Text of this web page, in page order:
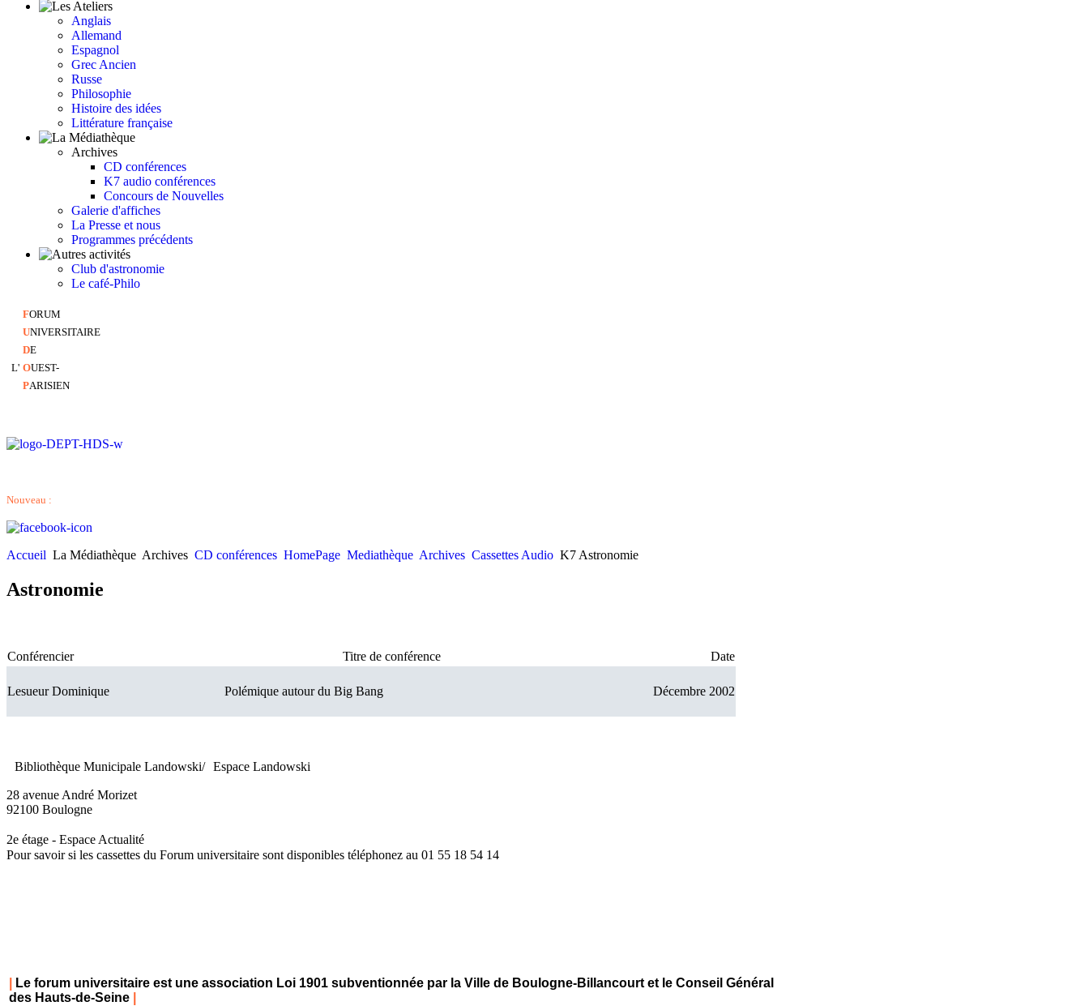
Anglais
Allemand
Espagnol
Grec Ancien
Russe
Philosophie
Histoire des idées
Littérature française
Archives
CD conférences
K7 audio conférences
Concours de Nouvelles
Galerie d'affiches
La Presse et nous
Programmes précédents
Club d'astronomie
Le café-Philo
FORUM
UNIVERSITAIRE
DE
L' OUEST-
PARISIEN
Nouveau :
Accueil La Médiathèque Archives CD conférences HomePage Mediathèque Archives Cassettes Audio K7 Astronomie
Astronomie
Conférencier Titre de conférence Date
Lesueur Dominique Polémique autour du Big Bang Décembre 2002
Bibliothèque Municipale Landowski/ Espace Landowski
28 avenue André Morizet
92100 Boulogne
2e étage - Espace Actualité
Pour savoir si les cassettes du Forum universitaire sont disponibles téléphonez au 01 55 18 54 14
Le forum universitaire est une association Loi 1901 subventionnée par la Ville de Boulogne-Billancourt et le Conseil Général
des Hauts-de-Seine